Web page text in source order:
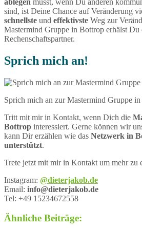
sind, ist Deine Chance auf Veränderung
schnellste und effektivste Weg zur
Mastermind Gruppe in Bottrop erhälst Du
Rechenschaftspartner.
Sprich mich an!
Sprich mich an zur Mastermind Gruppe
Tritt mit mir in Kontakt, wenn Dich die
Bottrop interessiert. Gerne können wir
kann Dir erzählen wie das Netzwerk in
unterstützt.
Trete jetzt mit mir in Kontakt um mehr zu
Instagram: @dieterjakob.de
Email: info@dieterjakob.de
Tel: +49 15234672558
Ähnliche Beiträge: